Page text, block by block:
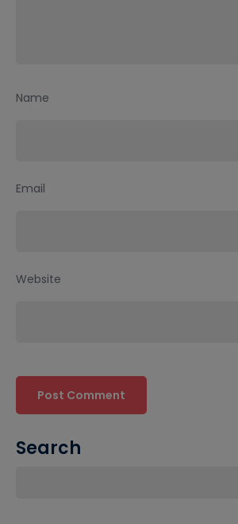
Name
Email
Website
Search